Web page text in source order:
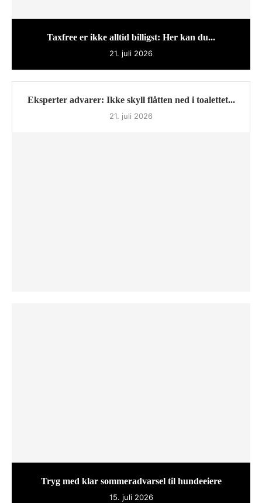
Taxfree er ikke alltid billigst: Her kan du...
21. juli 2026
Eksperter advarer: Ikke skyll flåtten ned i toalettet...
21. juli 2026
Tryg med klar sommeradvarsel til hundeeiere
15. juli 2026